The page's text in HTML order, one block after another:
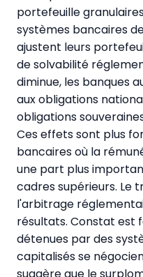
portefeuille
systèmes bancaires
ajustent leurs
de solvabilité
diminue, les banques
aux obligations
obligations
Ces effets sont plus
bancaires où la
une part plus
cadres supérieurs. Le
l'arbitrage
résultats. Constat est
détenues par des
capitalisés se